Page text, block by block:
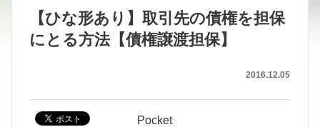
【ひな形あり】取引先の債権を担保
にとる方法【債権譲渡担保】
2016.12.05
Pocket